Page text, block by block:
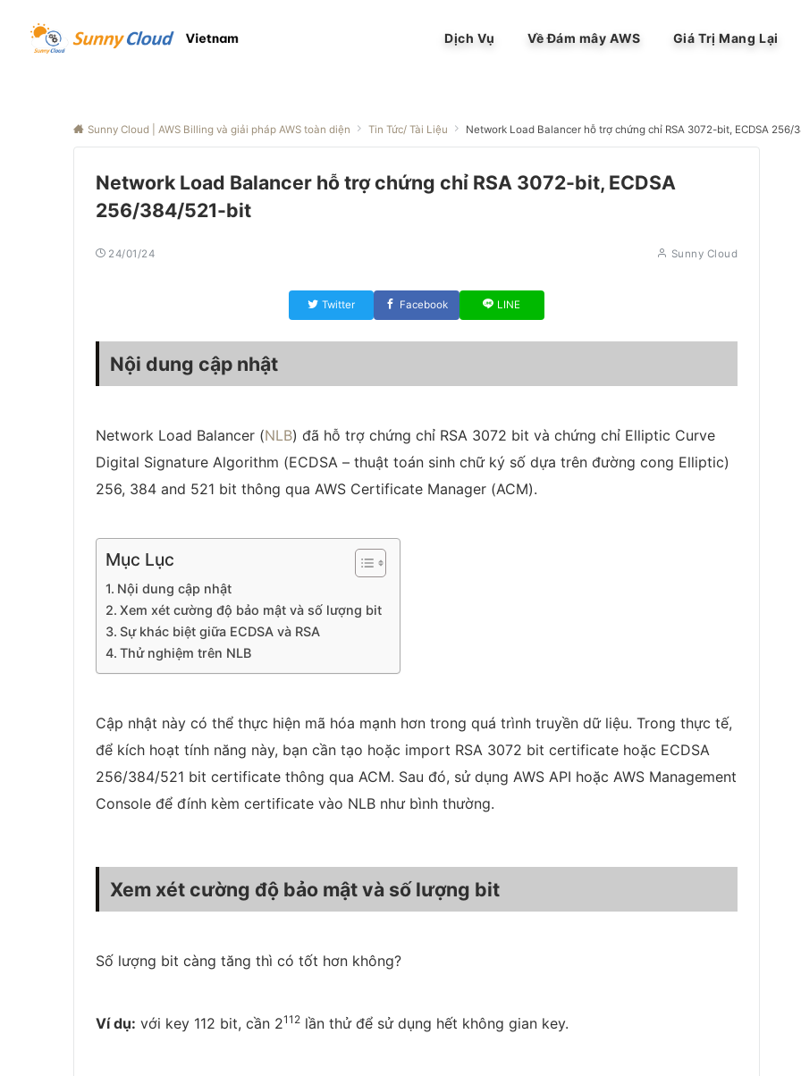
Dịch Vụ Về Đám mây AWS Giá Trị Mang Lại
Sunny Cloud | AWS Billing và giải pháp AWS toàn diện Tin Tức/ Tài Liệu Network Load Balancer hỗ trợ chứng chỉ RSA 3072-bit, ECDSA 256/
Network Load Balancer hỗ trợ chứng chỉ RSA 3072-bit, ECDSA
256/384/521-bit
24/01/24 Sunny Cloud
Twitter Facebook LINE
Nội dung cập nhật
Network Load Balancer (NLB) đã hỗ trợ chứng chỉ RSA 3072 bit và chứng chỉ Elliptic Curve
Digital Signature Algorithm (ECDSA – thuật toán sinh chữ ký số dựa trên đường cong Elliptic)
256, 384 and 521 bit thông qua AWS Certificate Manager (ACM).
Mục Lục
Nội dung cập nhật
Xem xét cường độ bảo mật và số lượng bit
Sự khác biệt giữa ECDSA và RSA
Thử nghiệm trên NLB
Cập nhật này có thể thực hiện mã hóa mạnh hơn trong quá trình truyền dữ liệu. Trong thực tế,
để kích hoạt tính năng này, bạn cần tạo hoặc import RSA 3072 bit certificate hoặc ECDSA
256/384/521 bit certificate thông qua ACM. Sau đó, sử dụng AWS API hoặc AWS Management
Console để đính kèm certificate vào NLB như bình thường.
Xem xét cường độ bảo mật và số lượng bit
Số lượng bit càng tăng thì có tốt hơn không?
Ví dụ: với key 112 bit, cần 2112 lần thử để sử dụng hết không gian key.